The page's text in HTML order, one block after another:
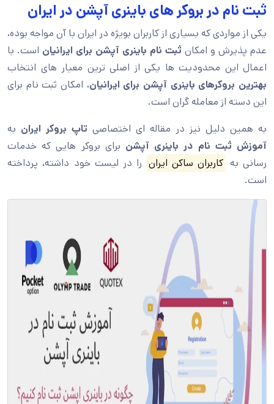
ثبت نام در بروکر های باینری آپشن در ایران
یکی از مواردی که بسیاری از کاربران بویژه در ایران با آن مواجه بوده،
عدم پذیرش و امکان ثبت نام باینری آپشن برای ایرانیان است. با
اعمال این محدودیت ها یکی از اصلی ترین معیار های انتخاب
بهترین بروکرهای باینری آپشن برای ایرانیان، امکان ثبت نام برای
این دسته از معامله گران است.
به همین دلیل نیز در مقاله ای اختصاصی تاپ بروکر ایران به
آموزش ثبت نام در باینری آپشن برای بروکر هایی که خدمات
رسانی به کاربران ساکن ایران را در لیست خود داشته، پرداخته
است.